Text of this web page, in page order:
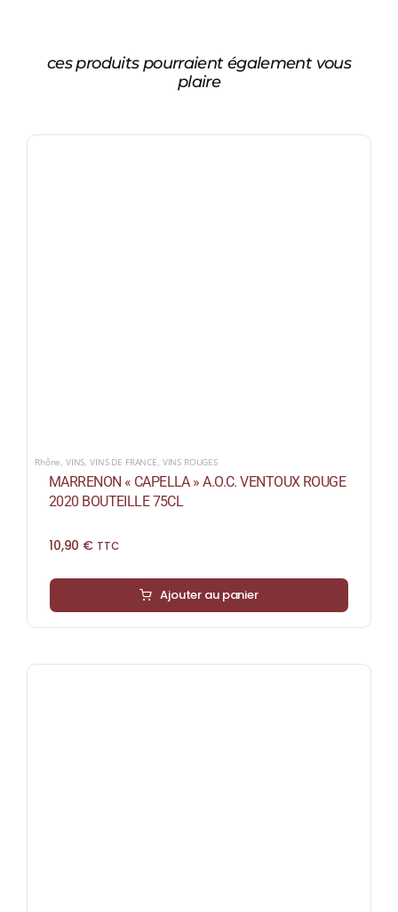
ces produits pourraient également vous
plaire
Rhône VINS ,VINS DE FRANCE VINS ROUGES
MARRENON « CAPELLA » A.O.C. VENTOUX ROUGE
2020 BOUTEILLE 75CL
10,90 € TTC
Ajouter au panier